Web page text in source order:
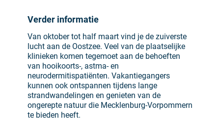
Verder informatie
Van oktober tot half maart vind je de zuiverste
lucht aan de Oostzee. Veel van de plaatselijke
klinieken komen tegemoet aan de behoeften
van hooikoorts-, astma- en
neurodermitispatiënten. Vakantiegangers
kunnen ook ontspannen tijdens lange
strandwandelingen en genieten van de
ongerepte natuur die Mecklenburg-Vorpommern
te bieden heeft.